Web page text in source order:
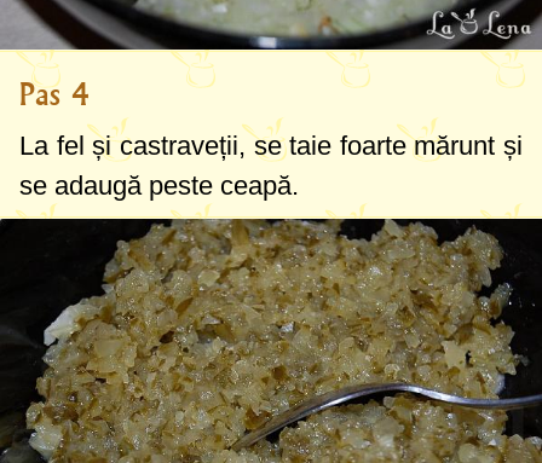
Pas 4
La fel și castraveții, se taie foarte mărunt și
se adaugă peste ceapă.